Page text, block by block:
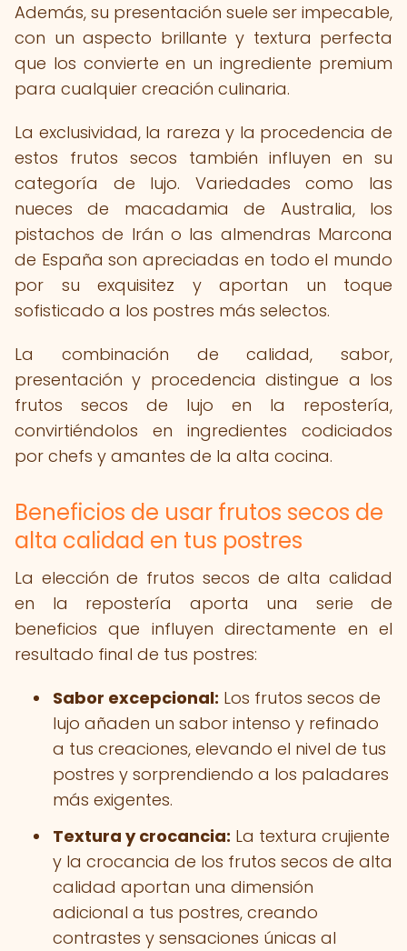
Además, su presentación suele ser impecable,
con un aspecto brillante y textura perfecta
que los convierte en un ingrediente premium
para cualquier creación culinaria.
La exclusividad, la rareza y la procedencia de
estos frutos secos también influyen en su
categoría de lujo. Variedades como las
nueces de macadamia de Australia, los
pistachos de Irán o las almendras Marcona
de España son apreciadas en todo el mundo
por su exquisitez y aportan un toque
sofisticado a los postres más selectos.
La combinación de calidad, sabor,
presentación y procedencia distingue a los
frutos secos de lujo en la repostería,
convirtiéndolos en ingredientes codiciados
por chefs y amantes de la alta cocina.
Beneficios de usar frutos secos de
alta calidad en tus postres
La elección de frutos secos de alta calidad
en la repostería aporta una serie de
beneficios que influyen directamente en el
resultado final de tus postres:
Sabor excepcional: Los frutos secos de
lujo añaden un sabor intenso y refinado
a tus creaciones, elevando el nivel de tus
postres y sorprendiendo a los paladares
más exigentes.
Textura y crocancia: La textura crujiente
y la crocancia de los frutos secos de alta
calidad aportan una dimensión
adicional a tus postres, creando
contrastes y sensaciones únicas al